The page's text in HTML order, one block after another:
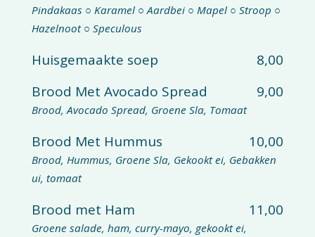
Pindakaas ○ Karamel ○ Aardbei ○ Mapel ○ Stroop ○
Hazelnoot ○ Speculous
Huisgemaakte soep
8,00
Brood Met Avocado Spread
9,00
Brood, Avocado Spread, Groene Sla, Tomaat
Brood Met Hummus 10,00
Brood, Hummus, Groene Sla, Gekookt ei, Gebakken
ui, tomaat
Brood met Ham 11,00
Groene salade, ham, curry-mayo, gekookt ei,